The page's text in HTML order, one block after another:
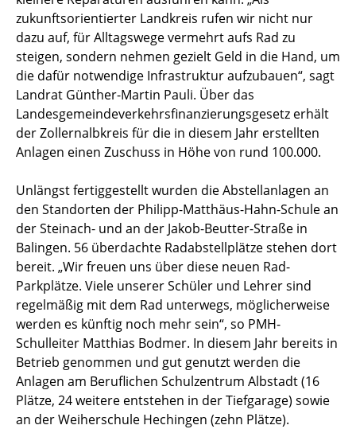
zukunftsorientierter Landkreis rufen wir nicht nur
dazu auf, für Alltagswege vermehrt aufs Rad zu
steigen, sondern nehmen gezielt Geld in die Hand, um
die dafür notwendige Infrastruktur aufzubauen“, sagt
Landrat Günther-Martin Pauli. Über das
Landesgemeindeverkehrsfinanzierungsgesetz erhält
der Zollernalbkreis für die in diesem Jahr erstellten
Anlagen einen Zuschuss in Höhe von rund 100.000.
Unlängst fertiggestellt wurden die Abstellanlagen an
den Standorten der Philipp-Matthäus-Hahn-Schule an
der Steinach- und an der Jakob-Beutter-Straße in
Balingen. 56 überdachte Radabstellplätze stehen dort
bereit. „Wir freuen uns über diese neuen Rad-
Parkplätze. Viele unserer Schüler und Lehrer sind
regelmäßig mit dem Rad unterwegs, möglicherweise
werden es künftig noch mehr sein“, so PMH-
Schulleiter Matthias Bodmer. In diesem Jahr bereits in
Betrieb genommen und gut genutzt werden die
Anlagen am Beruflichen Schulzentrum Albstadt (16
Plätze, 24 weitere entstehen in der Tiefgarage) sowie
an der Weiherschule Hechingen (zehn Plätze).